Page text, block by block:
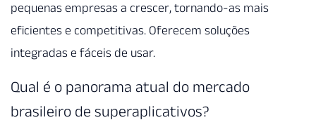
pequenas empresas a crescer, tornando-as mais
eficientes e competitivas. Oferecem soluções
integradas e fáceis de usar.
Qual é o panorama atual do mercado
brasileiro de superaplicativos?